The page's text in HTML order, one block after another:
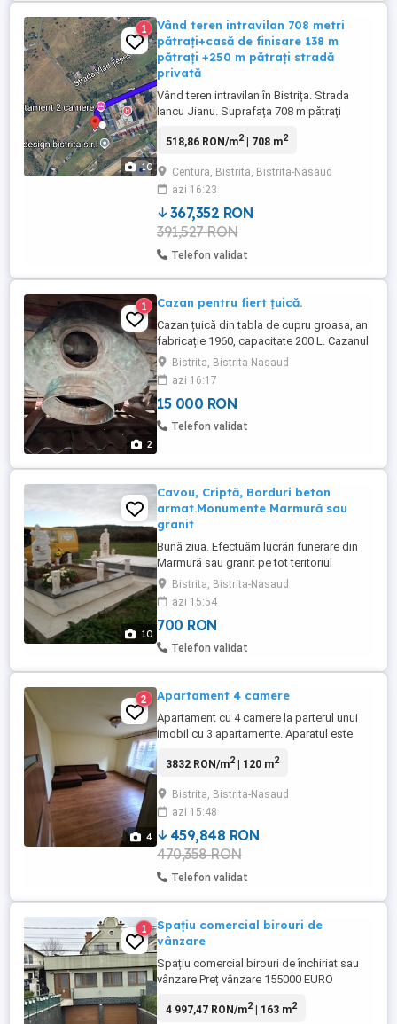
10
1
Vând teren intravilan 708 metri
pătrați+casă de finisare 138 m
pătrați +250 m pătrați stradă
privată
Vând teren intravilan în Bistrița. Strada
Iancu Jianu. Suprafața 708 m pătrați
pătrați proprietate stradă privată. Utilități
Fântână în curte. Proprietate intabulata.
Informații suplimentare la telefon. Preț în
euro usor ...
518,86 RON/m2| 708 m2
Centura, Bistrita, Bistrita-Nasaud
azi 16:23
367,352 RON
391,527 RON
Telefon validat
2
1 Cazan pentru fiert țuică.
Cazan țuică din tabla de cupru groasa, an
fabricație 1960, capacitate 200 L. Cazanul
nu a funcționat din anul 1990 pana în
prezent.
Bistrita, Bistrita-Nasaud
azi 16:17
15 000 RON
Telefon validat
10
Cavou, Criptă, Borduri beton
armat.Monumente Marmură sau
granit
Bună ziua. Efectuăm lucrări funerare din
Marmură sau granit pe tot teritoriul
României.Pemtru mai multe informații ne
puteți contacta la tel. Facebook Amenajări
Morminte Bistrița .
Bistrita, Bistrita-Nasaud
azi 15:54
700 RON
Telefon validat
4
2 Apartament 4 camere
Apartament cu 4 camere la parterul unui
imobil cu 3 apartamente. Aparatul este
bucatarie separată - baie - 2 holuri - 2
Someșană
3832 RON/m2| 120 m2
Bistrita, Bistrita-Nasaud
azi 15:48
459,848 RON
470,358 RON
Telefon validat
1
Spațiu comercial birouri de
vânzare
Spațiu comercial birouri de închiriat sau
vânzare Preț vânzare 155000 EURO
Garaj -magazie -arhiva -hol -wc PARTER: -3
4 997,47 RON/m2| 163 m2